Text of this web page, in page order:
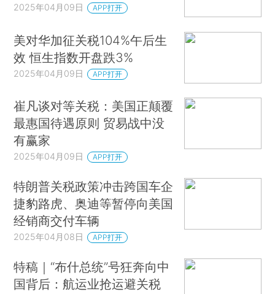
2025年04月09日 APP打开
美对华加征关税104%午后生
效 恒生指数开盘跌3%
2025年04月09日 APP打开
崔凡谈对等关税：美国正颠覆
最惠国待遇原则 贸易战中没
有赢家
2025年04月09日 APP打开
特朗普关税政策冲击跨国车企
捷豹路虎、奥迪等暂停向美国
经销商交付车辆
2025年04月08日 APP打开
特稿｜“布什总统”号狂奔向中
国背后：航运业抢运避关税